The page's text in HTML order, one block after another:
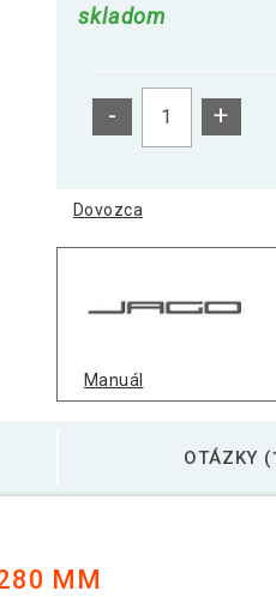
skladom
- +
Dovozca
Manuál
OTÁZKY
MM